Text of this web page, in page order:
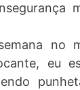
no
eu